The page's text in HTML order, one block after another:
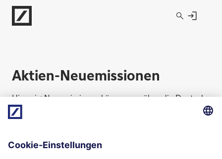
Direkt zur Hauptnavigation (Enter drücken)
Aktien-Neuemissionen
Hinweis: Neuemissionen können nur über die Deutsche
Bank gezeichnet werden, wenn der Emittent die
Deutsche Bank in das Konsortium berufen hat.
Zur Zeit gibt es leider keine Aktien-Neuemissionen, die